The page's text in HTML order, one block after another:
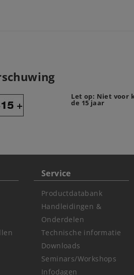
Let op: Niet voor
de 15 jaar
Service
Productdatabank
Handleidingen &
Onderdelen
Technische informatie
Downloads
Seminars/Workshops
Infodagen